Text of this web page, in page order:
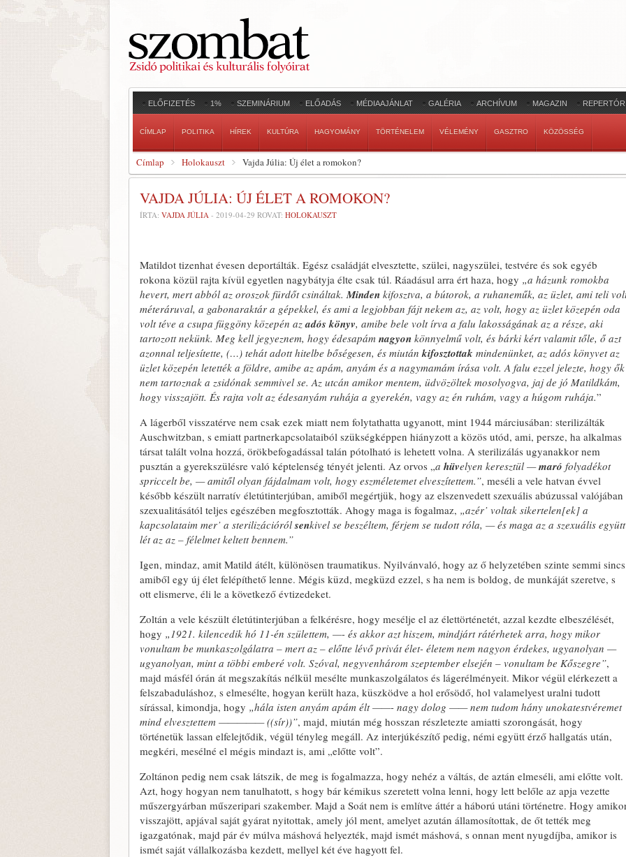
ELŐFIZETÉS 1% SZEMINÁRIUM ELŐADÁS MÉDIAAJÁNLAT GALÉRIA ARCHÍVUM MAGAZIN
CÍMLAP POLITIKA HÍREK KULTÚRA HAGYOMÁNY TÖRTÉNELEM VÉLEMÉNY GASZTRO KÖZÖSSÉG
Címlap Holokauszt Vajda Júlia: Új élet a romokon?
VAJDA JÚLIA: ÚJ ÉLET A ROMOKON?
ÍRTA: VAJDA JÚLIA - 2019-04-29 ROVAT: HOLOKAUSZT
Matildot tizenhat évesen deportálták. Egész családját elvesztette, szülei, nagyszülei, testvére és sok egyéb
rokona közül rajta kívül egyetlen nagybátyja élte csak túl. Ráadásul arra ért haza, hogy „a házunk romokba
hevert, mert abból az oroszok fürdőt csináltak.Minden kifosztva, a bútorok, a ruhaneműk, az üzlet, ami teli
méteráruval, a gabonaraktár a gépekkel, és ami a legjobban fájt nekem az, az volt, hogy az üzlet közepén oda
volt téve a csupa függöny közepén azadós könyv, amibe bele volt írva a falu lakosságának az a része, aki
tartozott nekünk. Meg kell jegyeznem, hogy édesapám nagyon könnyelmű volt, és bárki kért valamit tőle, ő azt
azonnal teljesítette, (…) tehát adott hitelbe bőségesen, és miutánkifosztottak mindenünket, az adós könyvet az
üzlet közepén letették a földre, amibe az apám, anyám és a nagymamám írása volt. A falu ezzel jelezte, hogy ők
nem tartoznak a zsidónak semmivel se. Az utcán amikor mentem, üdvözöltek mosolyogva, jaj de jó Matildkám,
hogy visszajött. És rajta volt az édesanyám ruhája a gyerekén, vagy az én ruhám, vagy a húgom ruhája.”
A lágerből visszatérve nem csak ezek miatt nem folytathatta ugyanott, mint 1944 márciusában: sterilizálták
Auschwitzban, s emiatt partnerkapcsolataiból szükségképpen hiányzott a közös utód, ami, persze, ha alkalmas
társat talált volna hozzá, örökbefogadással talán pótolható is lehetett volna. A sterilizálás ugyanakkor nem
pusztán a gyerekszülésre való képtelenség tényét jelenti. Az orvos „a hüvelyen keresztül —maró folyadékot
spriccelt be, — amitől olyan fájdalmam volt, hogy eszméletemet elveszítettem.”, meséli a vele hatvan évvel
később készült narratív életútinterjúban, amiből megértjük, hogy az elszenvedett szexuális abúzussal valójában
szexualitásától teljes egészében megfosztották. Ahogy maga is fogalmaz, „azér’ voltak sikertelen[ek] a
kapcsolataim mer’ a sterilizációrólsenkivel se beszéltem, férjem se tudott róla, — és maga az a szexuális együtt
lét az az – félelmet keltett bennem.”
Igen, mindaz, amit Matild átélt, különösen traumatikus. Nyilvánvaló, hogy az ő helyzetében szinte semmi
amiből egy új élet felépíthető lenne. Mégis küzd, megküzd ezzel, s ha nem is boldog, de munkáját szeretve, s
ott elismerve, éli le a következő évtizedeket.
Zoltán a vele készült életútinterjúban a felkérésre, hogy mesélje el az élettörténetét, azzal kezdte elbeszélését,
hogy „1921. kilencedik hó 11-én születtem, —- és akkor azt hiszem, mindjárt rátérhetek arra, hogy mikor
vonultam be munkaszolgálatra – mert az – előtte lévő privát élet- életem nem nagyon érdekes, ugyanolyan —
ugyanolyan, mint a többi emberé volt. Szóval, negyvenhárom szeptember elsején – vonultam be Kőszegre”,
majd másfél órán át megszakítás nélkül mesélte munkaszolgálatos és lágerélményeit. Mikor végül elérkezett a
felszabaduláshoz, s elmesélte, hogyan került haza, küszködve a hol erősödő, hol valamelyest uralni tudott
sírással, kimondja, hogy „hála isten anyám apám élt ——- nagy dolog —— nem tudom hány unokatestvéremet
mind elvesztettem ————— ((sír))”, majd, miután még hosszan részletezte amiatti szorongását, hogy
történetük lassan elfelejtődik, végül tényleg megáll. Az interjúkészítő pedig, némi együtt érző hallgatás után,
megkéri, mesélné el mégis mindazt is, ami „előtte volt”.
Zoltánon pedig nem csak látszik, de meg is fogalmazza, hogy nehéz a váltás, de aztán elmeséli, ami előtte volt.
Azt, hogy hogyan nem tanulhatott, s hogy bár kémikus szeretett volna lenni, hogy lett belőle az apja vezette
műszergyárban műszeripari szakember. Majd a Soát nem is említve áttér a háború utáni történetre. Hogy
visszajött, apjával saját gyárat nyitottak, amely jól ment, amelyet azután államosítottak, de őt tették meg
igazgatónak, majd pár év múlva máshová helyezték, majd ismét máshová, s onnan ment nyugdíjba, amikor is
ismét saját vállalkozásba kezdett, mellyel két éve hagyott fel.